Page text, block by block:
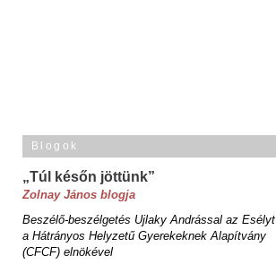
Blogok
„Túl későn jöttünk”
Zolnay János blogja
Beszélő-beszélgetés Ujlaky Andrással az Esélyt
a Hátrányos Helyzetű Gyerekeknek Alapítvány
(CFCF) elnökével